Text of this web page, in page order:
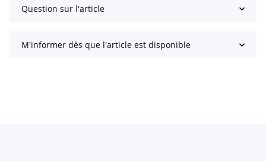
Question sur l'article
M'informer dès que l'article est disponible